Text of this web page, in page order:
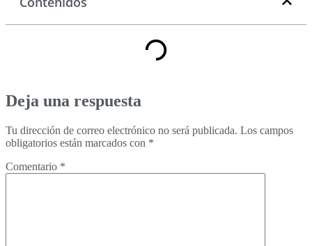
Deja una respuesta
Tu dirección de correo electrónico no será publicada. Los campos
obligatorios están marcados con *
Comentario *